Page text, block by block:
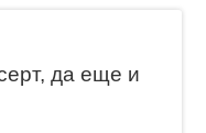
да еще и